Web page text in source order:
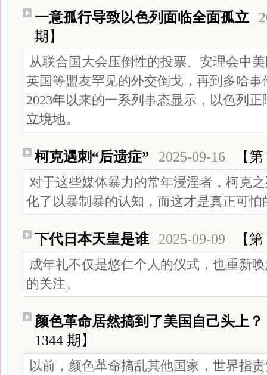
一意孤行导致以色列面临全面孤立
期】
从联合国大会压倒性的投票、安理会中
英国等盟友罕见的外交倒戈，再到多哈
2023年以来的一系列事态显示，以色列
立境地。
柯克遇刺“后遗症” 2025-09-16 【
对于这些媒体暴力的常年浸淫者，柯克
化了以暴制暴的认知，而这才是真正可怕
下代日本天皇是谁 2025-09-09 【
成年礼不仅是悠仁个人的仪式，也重新
的关注。
颜色革命居然搞到了美国自己头上？
1344 期】
以前，颜色革命搞乱其他国家，世界指